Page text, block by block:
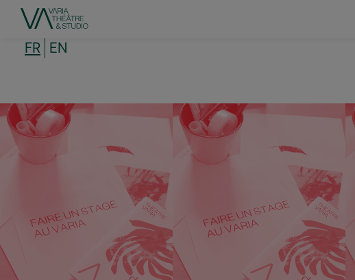
contenu
FR EN